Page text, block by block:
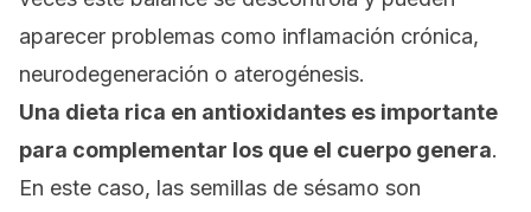
aparecer problemas como inflamación crónica,
neurodegeneración o aterogénesis.
Una dieta rica en antioxidantes es importante
para complementar los que el cuerpo genera.
En este caso, las semillas de sésamo son